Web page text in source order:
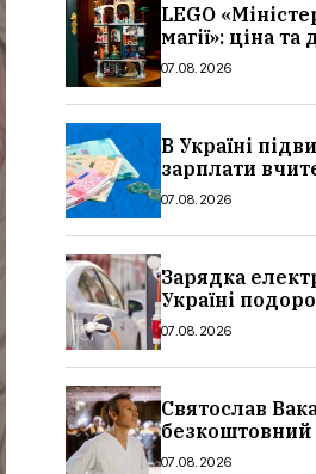
LEGO
магії»: ціна
Україні
07.08.2026
В Україні
зарплати
стипендії
суми, розмір
07.08.2026
Зарядка
Україні
причина і нові
07.08.2026
Святослав
безкоштовний
Львові: дата і
07.08.2026